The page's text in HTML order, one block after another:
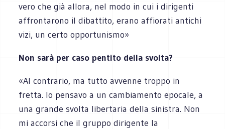
vero che già allora, nel modo in cui i dirigenti
affrontarono il dibattito, erano affiorati antichi
vizi, un certo opportunismo»
Non sarà per caso pentito della svolta?
«Al contrario, ma tutto avvenne troppo in
fretta. Io pensavo a un cambiamento epocale, a
una grande svolta libertaria della sinistra. Non
mi accorsi che il gruppo dirigente la